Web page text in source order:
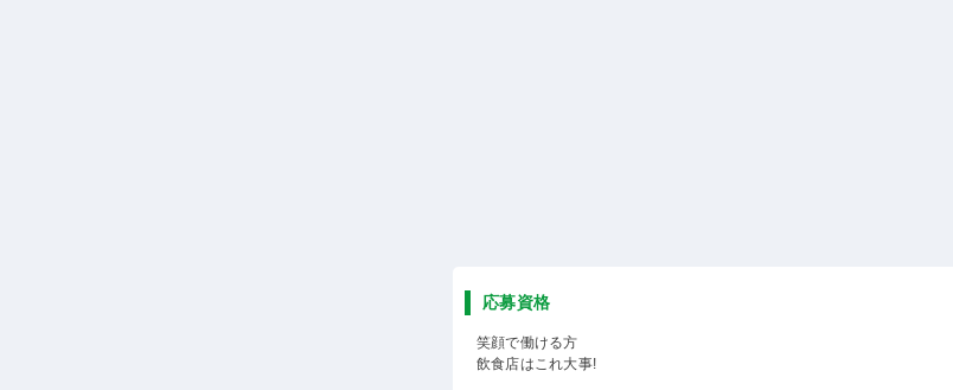
応募資格
笑顔で働ける方
飲食店はこれ大事!